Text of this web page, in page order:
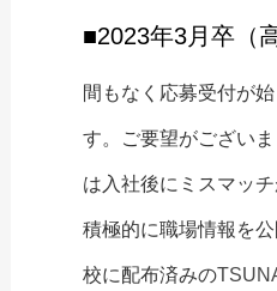
■2023年3月卒（
間もなく応募受付が
す。ご要望がござい
は入社後にミスマッ
積極的に職場情報を公
校に配布済みの